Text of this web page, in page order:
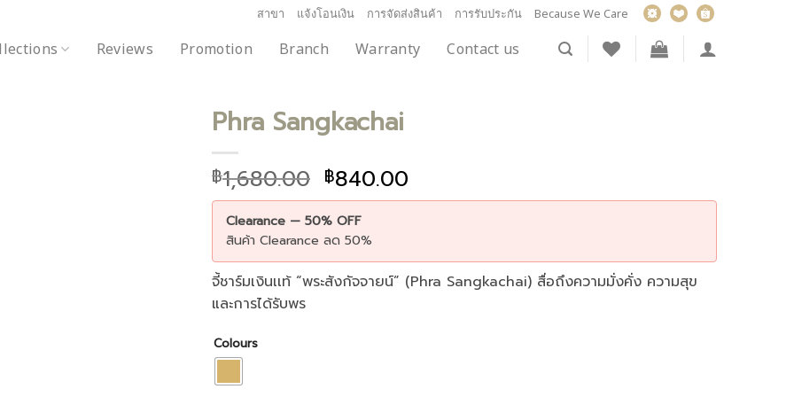
สาขา แจ้งโอนเงิน การจัดส่งสินค้า การรับประกัน Because We Care
Reviews Promotion Branch Warranty Contact us
Phra Sangkachai
฿1,680.00 ฿840.00
Clearance — 50% OFF
สินค้า Clearance ลด 50%
จี้ชาร์มเงินเเท้ “พระสังกัจจายน์” (Phra Sangkachai) สื่อถึงความมั่งคั่ง ความสุข
และการได้รับพร
Colours